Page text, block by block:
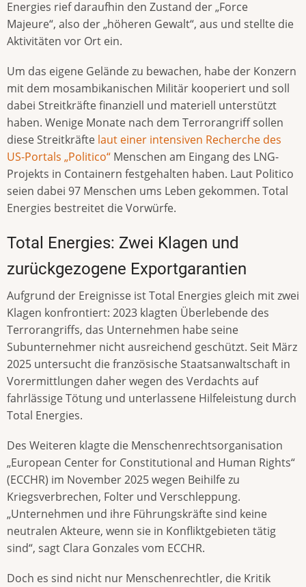
Energies rief daraufhin den Zustand der „Force
Majeure“, also der „höheren Gewalt“, aus und stellte die
Aktivitäten vor Ort ein.
Um das eigene Gelände zu bewachen, habe der Konzern
mit dem mosambikanischen Militär kooperiert und soll
dabei Streitkräfte finanziell und materiell unterstützt
haben. Wenige Monate nach dem Terrorangriff sollen
diese Streitkräfte laut einer intensiven Recherche des
US-Portals „Politico“ Menschen am Eingang des LNG-
Projekts in Containern festgehalten haben. Laut Politico
seien dabei 97 Menschen ums Leben gekommen. Total
Energies bestreitet die Vorwürfe.
Total Energies: Zwei Klagen und
zurückgezogene Exportgarantien
Aufgrund der Ereignisse ist Total Energies gleich mit zwei
Klagen konfrontiert: 2023 klagten Überlebende des
Terrorangriffs, das Unternehmen habe seine
Subunternehmer nicht ausreichend geschützt. Seit März
2025 untersucht die französische Staatsanwaltschaft in
Vorermittlungen daher wegen des Verdachts auf
fahrlässige Tötung und unterlassene Hilfeleistung durch
Total Energies.
Des Weiteren klagte die Menschenrechtsorganisation
„European Center for Constitutional and Human Rights“
(ECCHR) im November 2025 wegen Beihilfe zu
Kriegsverbrechen, Folter und Verschleppung.
„Unternehmen und ihre Führungskräfte sind keine
neutralen Akteure, wenn sie in Konfliktgebieten tätig
sind“, sagt Clara Gonzales vom ECCHR.
Doch es sind nicht nur Menschenrechtler, die Kritik